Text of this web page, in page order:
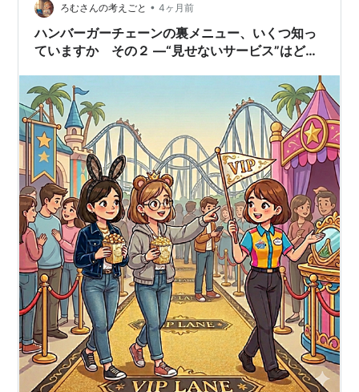
ろむさんの考えごと • 4ヶ月前
ハンバーガーチェーンの裏メニュー、いくつ知っ
ていますか その２ ―“見せないサービス”はどこ